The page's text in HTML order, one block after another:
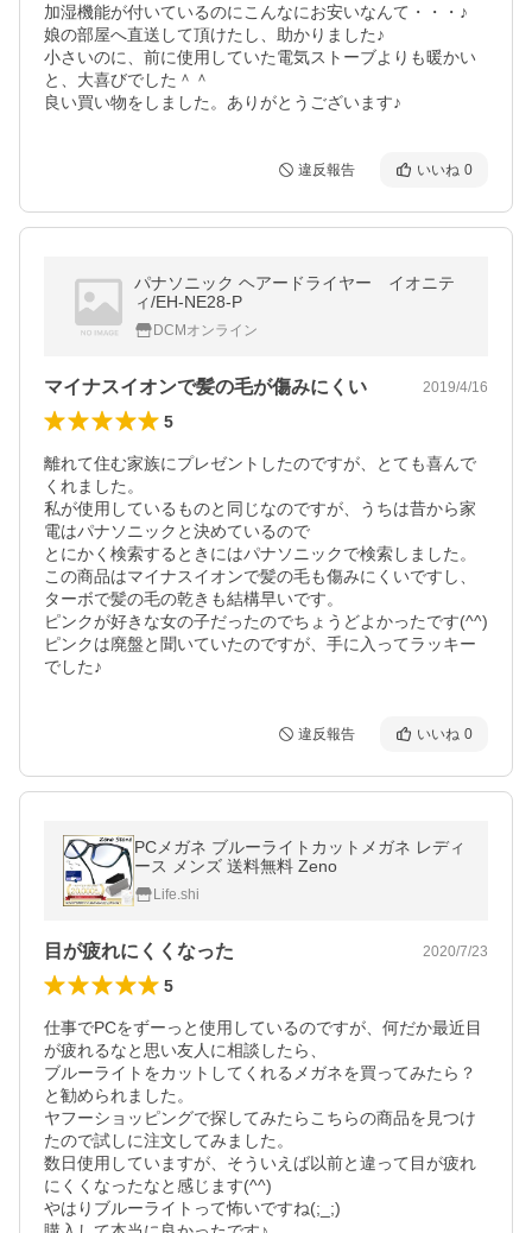
加湿機能が付いているのにこんなにお安いなんて・・・♪
娘の部屋へ直送して頂けたし、助かりました♪
小さいのに、前に使用していた電気ストーブよりも暖かい
と、大喜びでした＾＾
良い買い物をしました。ありがとうございます♪
違反報告 いいね 0
パナソニック ヘアードライヤー イオニテ
ィ/EH-NE28-P
DCMオンライン
マイナスイオンで髪の毛が傷みにくい 2019/4/16
5
離れて住む家族にプレゼントしたのですが、とても喜んで
くれました。
私が使用しているものと同じなのですが、うちは昔から家
電はパナソニックと決めているので
とにかく検索するときにはパナソニックで検索しました。
この商品はマイナスイオンで髪の毛も傷みにくいですし、
ターボで髪の毛の乾きも結構早いです。
ピンクが好きな女の子だったのでちょうどよかったです(^^)
ピンクは廃盤と聞いていたのですが、手に入ってラッキー
でした♪
違反報告 いいね 0
PCメガネ ブルーライトカットメガネ レディ
ース メンズ 送料無料 Zeno
Life.shi
目が疲れにくくなった 2020/7/23
5
仕事でPCをずーっと使用しているのですが、何だか最近目
が疲れるなと思い友人に相談したら、
ブルーライトをカットしてくれるメガネを買ってみたら？
と勧められました。
ヤフーショッピングで探してみたらこちらの商品を見つけ
たので試しに注文してみました。
数日使用していますが、そういえば以前と違って目が疲れ
にくくなったなと感じます(^^)
やはりブルーライトって怖いですね(;_;)